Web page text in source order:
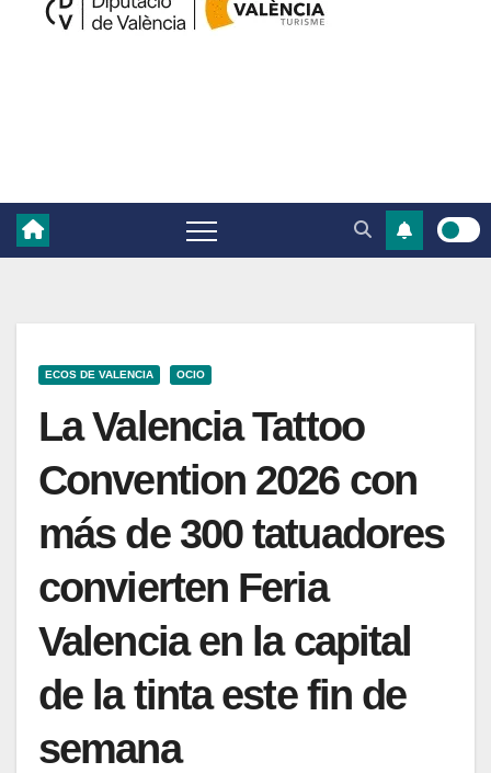
ECOS DE VALENCIA OCIO
La Valencia Tattoo
Convention 2026 con
más de 300 tatuadores
convierten Feria
Valencia en la capital
de la tinta este fin de
semana